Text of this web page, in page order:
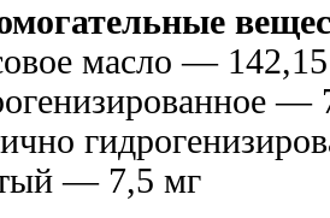
масло —
—
— 7,5 мг